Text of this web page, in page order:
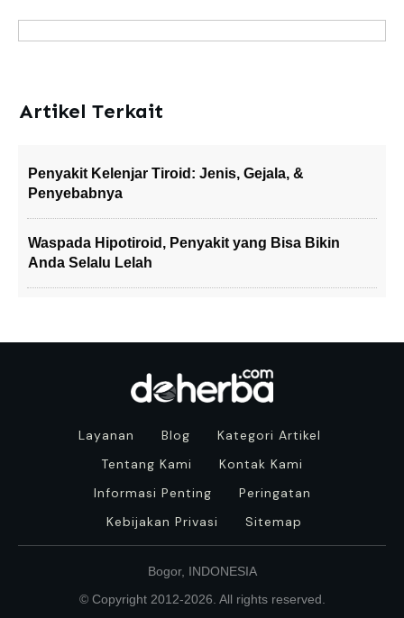
Artikel Terkait
Penyakit Kelenjar Tiroid: Jenis, Gejala, &
Penyebabnya
Waspada Hipotiroid, Penyakit yang Bisa Bikin
Anda Selalu Lelah
Layanan Blog
Kategori Artikel
Tentang Kami
Kontak Kami
Informasi Penting
Peringatan
Kebijakan Privasi
Sitemap
Bogor, INDONESIA
© Copyright 2012-2026. All rights reserved.